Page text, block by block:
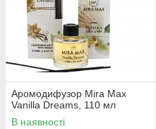
Аромодифузор Mira Max
Vanilla Dreams, 110 мл
В наявності